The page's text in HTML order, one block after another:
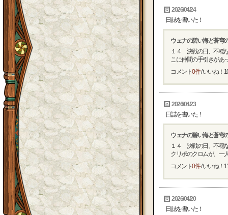
2026/04/24
日誌を書いた！
ウェナの碧い海と蒼穹
１４ 決戦の日、不穏
こに仲間の手引きがあ
コメント0件/ いいね！
2026/04/23
日誌を書いた！
ウェナの碧い海と蒼穹
１４ 決戦の日、不穏
クリポのクロムが、一
コメント0件/ いいね！
2026/04/20
日誌を書いた！